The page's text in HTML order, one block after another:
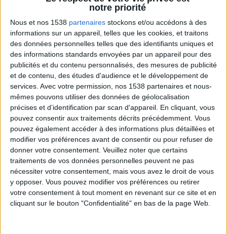
notre priorité
Nous et nos 1538 partenaires stockons et/ou accédons à des
informations sur un appareil, telles que les cookies, et traitons
des données personnelles telles que des identifiants uniques et
des informations standards envoyées par un appareil pour des
publicités et du contenu personnalisés, des mesures de publicité
et de contenu, des études d'audience et le développement de
services. Avec votre permission, nos 1538 partenaires et nous-
mêmes pouvons utiliser des données de géolocalisation
précises et d’identification par scan d'appareil. En cliquant, vous
pouvez consentir aux traitements décrits précédemment. Vous
pouvez également accéder à des informations plus détaillées et
modifier vos préférences avant de consentir ou pour refuser de
donner votre consentement. Veuillez noter que certains
traitements de vos données personnelles peuvent ne pas
nécessiter votre consentement, mais vous avez le droit de vous
y opposer. Vous pouvez modifier vos préférences ou retirer
votre consentement à tout moment en revenant sur ce site et en
cliquant sur le bouton "Confidentialité" en bas de la page Web.
Combien de kilos souhaitez-vous perdre ?
Moins de
5 kilos
De 5 à 10
kilos
Plus de
10 kilos
Service-client & Motivation Voir tout
Les équipes du Service-client et de la
Communauté Savoir Maigrir vous aident
chaque semaine à vous rapprocher
sereinement de votre objectif minceur.